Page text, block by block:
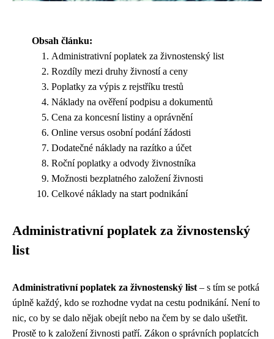
Obsah článku:
Administrativní poplatek za živnostenský list
Rozdíly mezi druhy živností a ceny
Poplatky za výpis z rejstříku trestů
Náklady na ověření podpisu a dokumentů
Cena za koncesní listiny a oprávnění
Online versus osobní podání žádosti
Dodatečné náklady na razítko a účet
Roční poplatky a odvody živnostníka
Možnosti bezplatného založení živnosti
Celkové náklady na start podnikání
Administrativní poplatek za živnostenský
list
Administrativní poplatek za živnostenský list – s tím se potká
úplně každý, kdo se rozhodne vydat na cestu podnikání. Není to
nic, co by se dalo nějak obejít nebo na čem by se dalo ušetřit.
Prostě to k založení živnosti patří. Zákon o správních poplatcích